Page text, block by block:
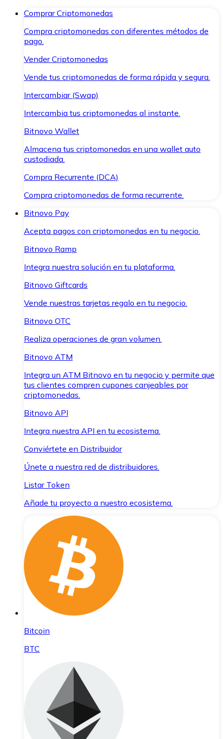
Comprar Criptomonedas
Compra criptomonedas con diferentes métodos de
pago.
Vender Criptomonedas
Vende tus criptomonedas de forma rápida y segura.
Intercambiar (Swap)
Intercambia tus criptomonedas al instante.
Bitnovo Wallet
Almacena tus criptomonedas en una wallet auto
custodiada.
Compra Recurrente (DCA)
Compra criptomonedas de forma recurrente.
Bitnovo Pay
Acepta pagos con criptomonedas en tu negocio.
Bitnovo Ramp
Integra nuestra solución en tu plataforma.
Bitnovo Giftcards
Vende nuestras tarjetas regalo en tu negocio.
Bitnovo OTC
Realiza operaciones de gran volumen.
Bitnovo ATM
Integra un ATM Bitnovo en tu negocio y permite que
tus clientes compren cupones canjeables por
criptomonedas.
Bitnovo API
Integra nuestra API en tu ecosistema.
Conviértete en Distribuidor
Únete a nuestra red de distribuidores.
Listar Token
Añade tu proyecto a nuestro ecosistema.
Bitcoin
BTC